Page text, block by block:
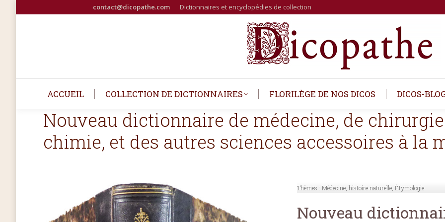
contact@dicopathe.com Dictionnaires et encyclopédies de collection
ACCUEIL COLLECTION DE DICTIONNAIRES FLORILÈGE DE NOS DICOS DICOS-
Nouveau dictionnaire de médecine, de
chimie, et des autres sciences accessoires à la
Thèmes : Médecine, histoire naturelle, Étymologie
Nouveau